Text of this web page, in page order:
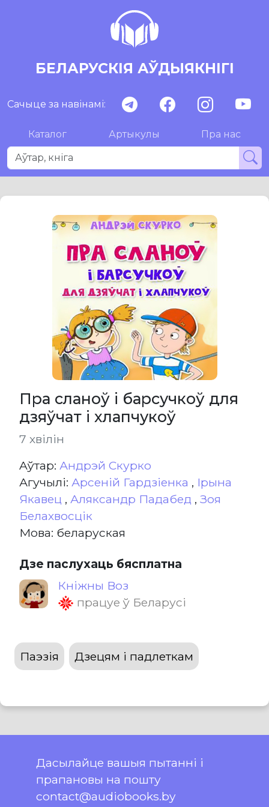
БЕЛАРУСКІЯ АЎДЫЯКНІГІ
Сачыце за навінамі:
Каталог Артыкулы Пра нас
Пра сланоў і барсучкоў для
дзяўчат і хлапчукоў
7 хвілін
Aўтар: Андрэй Скурко
Агучылі: Арсеній Гардзіенка , Ірына
Якавец , Аляксандр Падабед , Зоя
Белахвосцік
Мова: беларуская
Дзе паслухаць бясплатна
Кніжны Воз
працуе ў Беларусі
Паэзія Дзецям і падлеткам
Дасылайце вашыя пытанні і
прапановы на пошту
contact@audiobooks.by